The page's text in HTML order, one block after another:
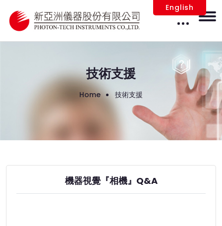
English
技術支援
Home 技術支援
機器視覺『相機』Q&A